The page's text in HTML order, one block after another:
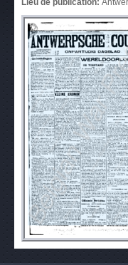
Lieu de publication: